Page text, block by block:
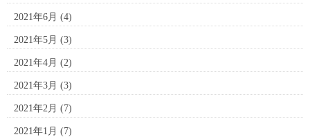
2021年6月 (4)
2021年5月 (3)
2021年4月 (2)
2021年3月 (3)
2021年2月 (7)
2021年1月 (7)